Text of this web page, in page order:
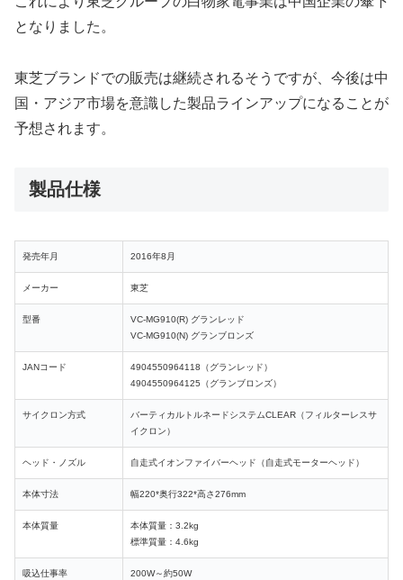
となりました。
東芝ブランドでの販売は継続されるそうですが、今後は中
国・アジア市場を意識した製品ラインアップになることが
予想されます。
製品仕様
発売年月 2016年8月
メーカー 東芝
型番
VC-MG910(R) グランレッド
VC-MG910(N) グランブロンズ
JANコード
4904550964118（グランレッド）
4904550964125（グランブロンズ）
サイクロン方式
バーティカルトルネードシステムCLEAR（フィルターレスサ
イクロン）
ヘッド・ノズル 自走式イオンファイバーヘッド（自走式モーターヘッド）
本体寸法 幅220*奥行322*高さ276mm
本体質量
本体質量：3.2kg
標準質量：4.6kg
吸込仕事率 200W～約50W